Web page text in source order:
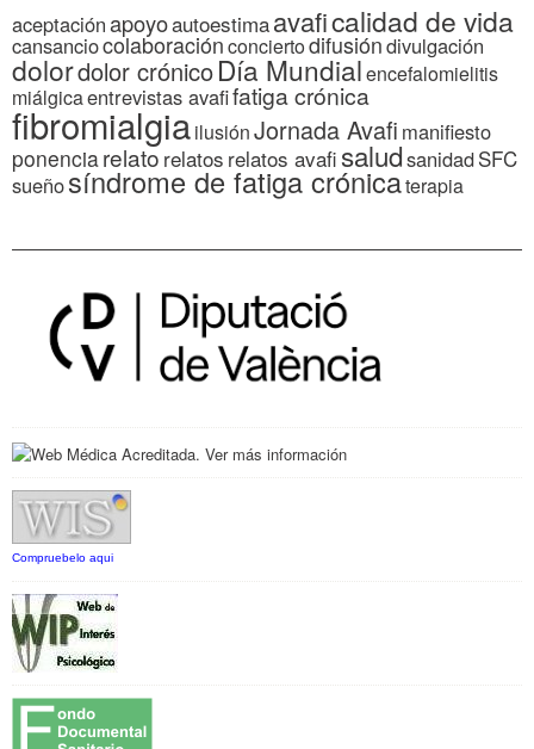
aceptaciónapoyoautoestimaavaficalidad de vida
cansanciocolaboraciónconciertodifusióndivulgación
dolordolor crónicoDía Mundialencefalomielitis
miálgicaentrevistas avafifatiga crónica
fibromialgiailusiónJornada Avafi manifiesto
ponenciarelato relatos relatos avafisaludsanidadSFC
sueñosíndrome de fatiga crónicaterapia
Compruebelo aqui